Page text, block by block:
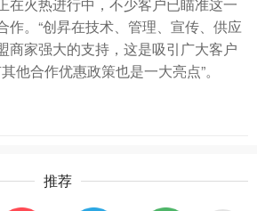
作。“创昇在技术、管理、宣传、供应
商家强大的支持，这是吸引广大客户
他合作优惠政策也是一大亮点”。
推荐